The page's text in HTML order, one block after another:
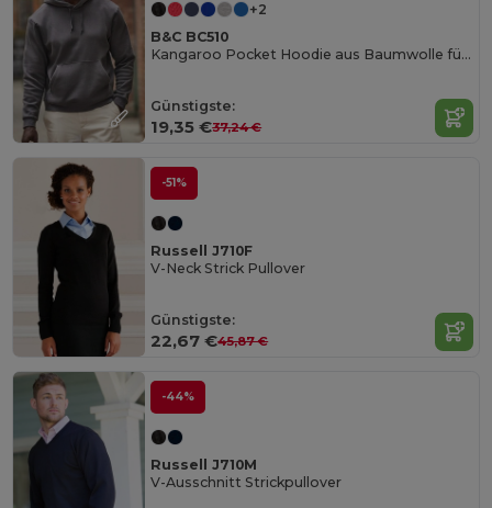
+2
B&C BC510
Kangaroo Pocket Hoodie aus Baumwolle für Herren
Günstigste:
19,35 €37,24 €
-51%
Russell J710F
V-Neck Strick Pullover
Günstigste:
22,67 €45,87 €
-44%
Russell J710M
V-Ausschnitt Strickpullover